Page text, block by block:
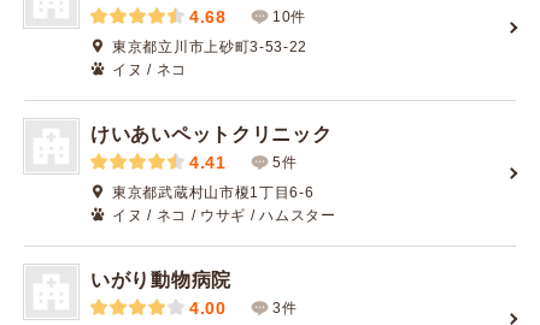
4.68
10件
東京都立川市上砂町3-53-22
イヌ / ネコ
けいあいペットクリニック
4.41
5件
東京都武蔵村山市榎1丁目6-6
イヌ / ネコ / ウサギ / ハムスター
いがり動物病院
4.00
3件